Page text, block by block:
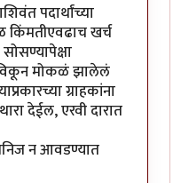
पदार्थांच्या
खर्च
विकून मोकळं झालेलं
ग्राहकांना
देईल, एरवी दारात
न आवडण्यात